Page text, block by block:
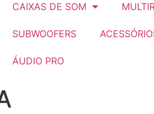
CAIXAS DE SOM
SUBWOOFERS
ÁUDIO PRO